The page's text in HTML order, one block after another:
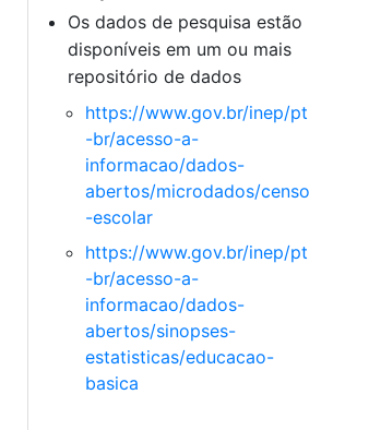
Os dados de pesquisa estão
disponíveis em um ou mais
repositório de dados
https://www.gov.br/inep/pt
-br/acesso-a-
informacao/dados-
abertos/microdados/censo
-escolar
https://www.gov.br/inep/pt
-br/acesso-a-
informacao/dados-
abertos/sinopses-
estatisticas/educacao-
basica